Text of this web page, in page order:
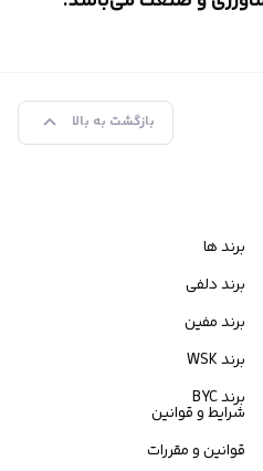
بازگشت به بالا
برند ها
برند دلفی
برند مفین
برند WSK
برند BYC
شرایط و قوانین
قوانین و مقررات